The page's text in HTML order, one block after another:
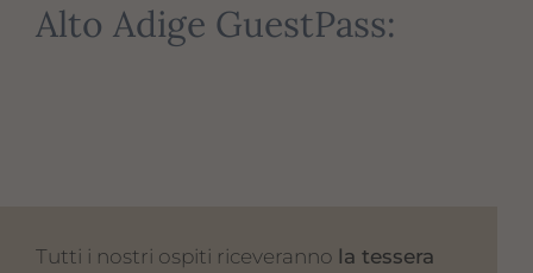
Alto Adige GuestPass:
Tutti i nostri ospiti riceveranno la tessera